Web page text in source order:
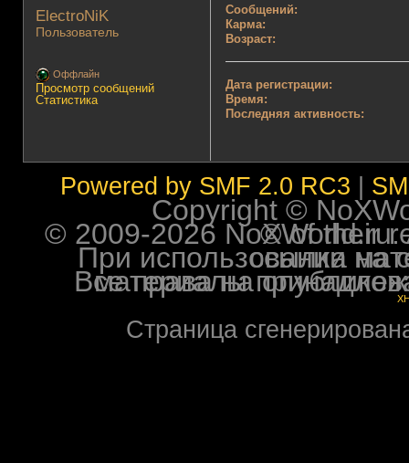
ElectroNiK
Пользователь
Оффлайн
Просмотр сообщений
Статистика
Сообщений:
Карма:
Возраст:
Дата регистрации:
Время:
Последняя активность:
Powered by SMF 2.0 RC3
Copyright ©
© 2009-2026 NoXWorld.ru. All
При использовании
Все права на опубликованные на форуме
Страница